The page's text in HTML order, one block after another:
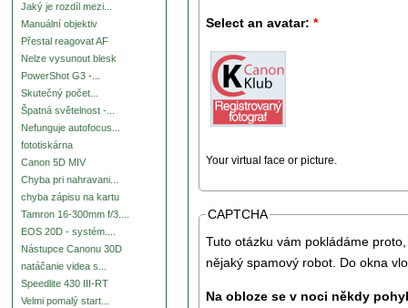
Jaký je rozdíl mezi...
Manuální objektiv
Přestal reagovat AF
Nelze vysunout blesk
PowerShot G3 -...
Skutečný počet...
Špatná světelnost -...
Nefunguje autofocus...
fototiskárna
Canon 5D MIV
Chyba pri nahravani...
chyba zápisu na kartu
Tamron 16-300mm f/3....
EOS 20D - systém....
Nástupce Canonu 30D
natáčanie videa s...
Speedlite 430 III-RT
Velmi pomalý start...
Select an avatar: *
Your virtual face or picture.
CAPTCHA
Tuto otázku vám pokládáme
nějaký spamový robot. Do okna
Na obloze se v noci někdy